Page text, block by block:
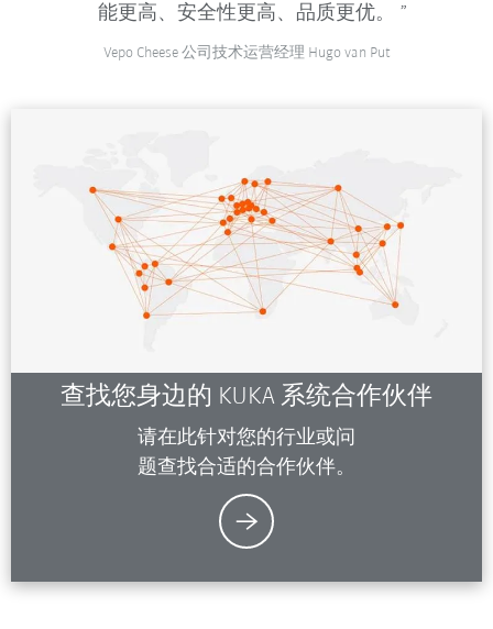
能更高、安全性更高、品质更优。
Vepo Cheese 公司技术运营经理 Hugo van Put
查找您身边的 KUKA 系统合作伙伴
请在此针对您的行业或问
题查找合适的合作伙伴。